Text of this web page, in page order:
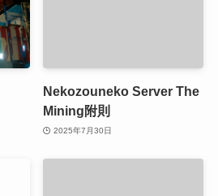
Nekozouneko Server The
Mining附則
2025年7月30日